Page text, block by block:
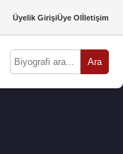
Üyelik GirişiÜye Olİletişim
Ara